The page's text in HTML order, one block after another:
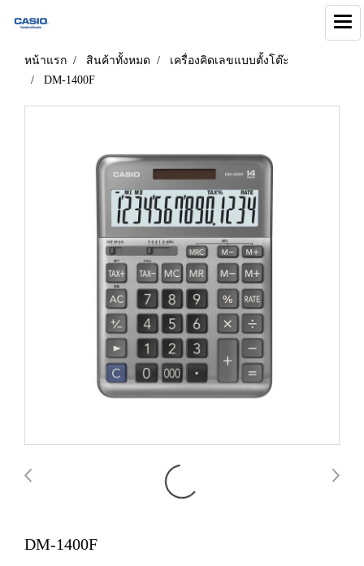
หน้าแรก สินค้าทั้งหมด
เครื่องคิดเลขแบบตั้งโต๊ะ
DM-1400F
DM-1400F